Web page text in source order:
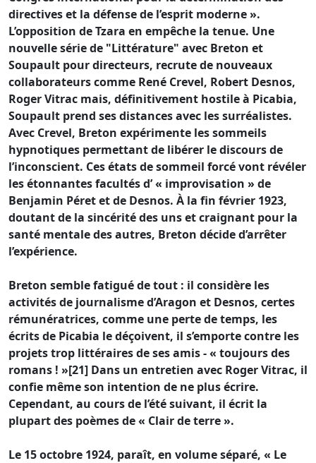
directives et la défense de l’esprit moderne ».
L’opposition de Tzara en empêche la tenue. Une
nouvelle série de "Littérature" avec Breton et
Soupault pour directeurs, recrute de nouveaux
collaborateurs comme René Crevel, Robert Desnos,
Roger Vitrac mais, définitivement hostile à Picabia,
Soupault prend ses distances avec les surréalistes.
Avec Crevel, Breton expérimente les sommeils
hypnotiques permettant de libérer le discours de
l’inconscient. Ces états de sommeil forcé vont révéler
les étonnantes facultés d’ « improvisation » de
Benjamin Péret et de Desnos. À la fin février 1923,
doutant de la sincérité des uns et craignant pour la
santé mentale des autres, Breton décide d’arrêter
l’expérience.
Breton semble fatigué de tout : il considère les
activités de journalisme d’Aragon et Desnos, certes
rémunératrices, comme une perte de temps, les
écrits de Picabia le déçoivent, il s’emporte contre les
projets trop littéraires de ses amis - « toujours des
romans ! »[21] Dans un entretien avec Roger Vitrac, il
confie même son intention de ne plus écrire.
Cependant, au cours de l’été suivant, il écrit la
plupart des poèmes de « Clair de terre ».
Le 15 octobre 1924, paraît, en volume séparé, « Le